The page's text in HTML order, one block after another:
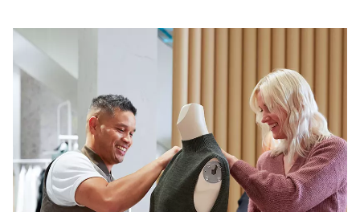
Wij evalueren alle sollicitanten op basis van competenties,
ervaring en equal pay m/v/x.